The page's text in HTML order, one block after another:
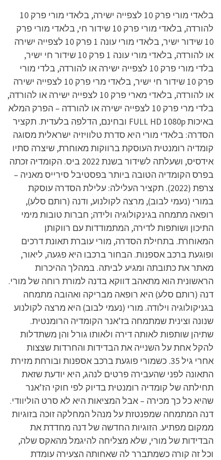
בלאדי מורי פרק 10 לצפייה ישירה, בלאדי מורי פרק 10
להורדה, בלאדי מורי פרק 10 שידור חי, בלאדי מורי פרק
10 שידור ישיר, בלאדי מורי עונה 1 פרק 10 לצפייה ישירה
או להורדה, בלאדי מורי עונה 1 פרק 10 שידור חי ישיר,
בלדי מורי פרק 10 לצפייה ישירה או להורדה, בלדי מורי
פרק 10 שידור חי ישיר, בלאדי מרי פרק 10 לצפייה ישירה
או להורדה, בלאדי מארי פרק 10 לצפייה ישירה או להורדה,
בלדי מרי פרק 10 לצפייה ישירה או להורדה – הפרק המלא
באיכות FULL HD 1080p ובחינם, הדלפה בלעדית. תקציר
הסדרה: בלאדי מורי היא סדרת טלוויזיה ישראלית מסוגה
קומדיה רומנטית העוסקת ברווקות מאוחרת, שיצרה סתיו
אידסיס, ושעלתה לשידור בשנת 2022 ביס. הקומדיה זכתה
בפרס הקומדיה הטובה ביותר בפסטיבל סירייס מאניה –
צרפת (2022). תקציר העלילה: עלילת הסדרה עוסקת
במורי (נעמי לבוב), מרצה לקולנוע, ודנה (רותם סלע),
רופאה מתמחה בגינקולוגיה ולידה; חברות טובות מימי
התיכון ושותפות לדירה, המתמודדות עם רווקותן
המאוחרת. בתחילת הסדרה, מורי עוברת תאונת דרכים
ופוגעת ברכב אספנות. הבחור ברכבו היא פגעה, ליאור,
מאתר את כתובתה ומגיע לביתה. במהלך ההיכרות
הראשונית הוא מתאהב דווקא בדנה למורת רוחה של מורי.
דנה (רותם סלע) היא רופאה מבריקה ואהובה מתמחה
בגניקולוגיה וילודה. מורי (נעמי לבוב) היא מרצה לקולנוע
שנונה וצינית שמתמחה בז’אנר הקומדיה הרומנטית.
שתיהן שותפות לאותה דירה ולאותו גורל והן משתדלות
להקל אחת על השנייה את הבדידות והחרדות שצצות
אחרי גיל 35. כשמורי פוגעת ברכב אספנות ובורחת מזירת
התאונה לפני שהעבירה פרטים לנהג, היא יודעת שזאת
תחילתה של קומדיה רומנטית בדיוק לפי חוקי הז’אנר
שהיא כל כך מכירה – אבל המציאות היא לא סרט הוליוודי.
דנה המתמחה שמפנטזת על מנהל המחלקה זוכה בזוגיות
ממקום מפתיע. הזוגיות החדשה של דנה מחדדת את
הבדידות של מורי, שלא מצליחה להיגמל מהאקס שלה,
וכל זה קורה כשמתברר לה שאחותה הצעירה עומדת